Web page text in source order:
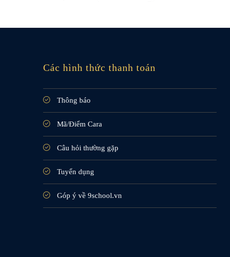
Các hình thức thanh toán
Thông báo
Mã/Điểm Cara
Câu hỏi thường gặp
Tuyển dụng
Góp ý về 9school.vn